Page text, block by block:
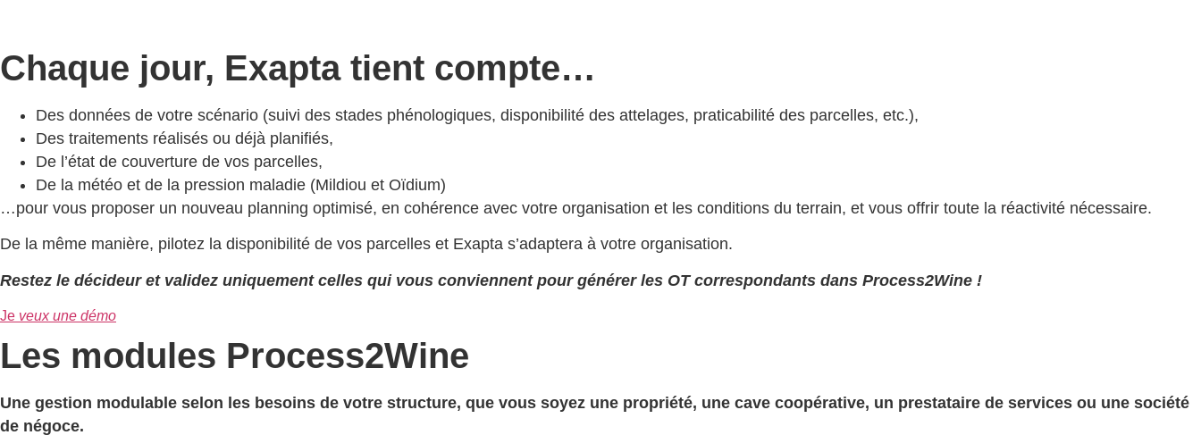
Chaque jour, Exapta tient compte…
Des données de votre scénario (suivi des stades phénologiques, disponibilité des attelages, praticabilité des parcelles, etc.),
Des traitements réalisés ou déjà planifiés,
De l’état de couverture de vos parcelles,
De la météo et de la pression maladie (Mildiou et Oïdium)
…pour vous proposer un nouveau planning optimisé, en cohérence avec votre organisation et les conditions du terrain, et vous offrir toute la réactivité nécessaire.
De la même manière, pilotez la disponibilité de vos parcelles et Exapta s’adaptera à votre organisation.
Restez le décideur et validez uniquement celles qui vous conviennent pour générer les OT correspondants dans Process2Wine !
Je veux une démo
Les modules Process2Wine
Une gestion modulable selon les besoins de votre structure, que vous soyez une propriété, une cave coopérative, un prestataire de services ou une société
de négoce.